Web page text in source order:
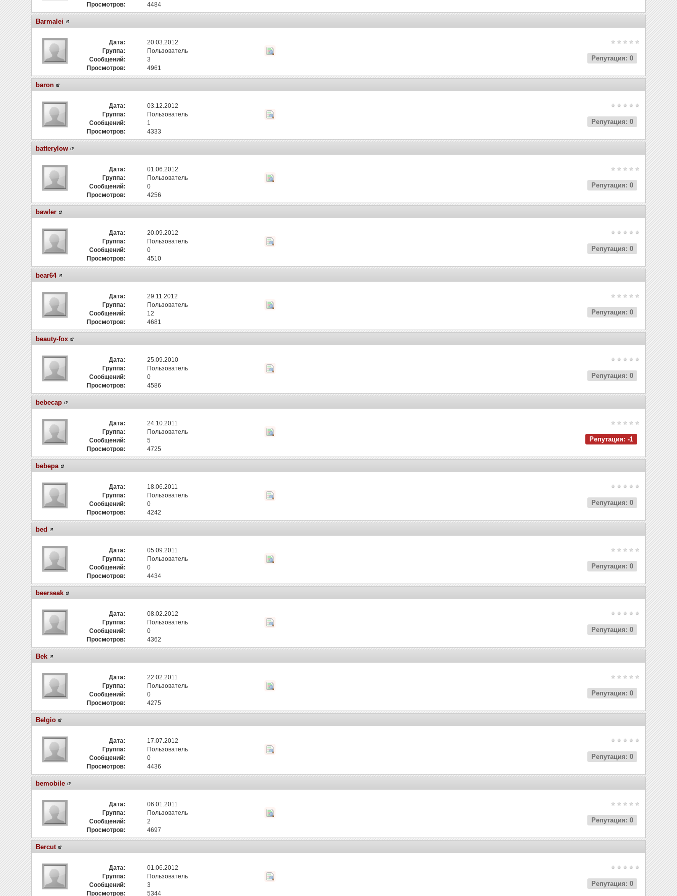
Просмотров:
4484
Barmalei
Дата:
20.03.2012
Группа:
Пользователь
Сообщений:
3
Просмотров:
4961
Репутация: 0
baron
Дата:
03.12.2012
Группа:
Пользователь
Сообщений:
1
Просмотров:
4333
Репутация: 0
batterylow
Дата:
01.06.2012
Группа:
Пользователь
Сообщений:
0
Просмотров:
4256
Репутация: 0
bawler
Дата:
20.09.2012
Группа:
Пользователь
Сообщений:
0
Просмотров:
4510
Репутация: 0
bear64
Дата:
29.11.2012
Группа:
Пользователь
Сообщений:
12
Просмотров:
4681
Репутация: 0
beauty-fox
Дата:
25.09.2010
Группа:
Пользователь
Сообщений:
0
Просмотров:
4586
Репутация: 0
bebecap
Дата:
24.10.2011
Группа:
Пользователь
Сообщений:
5
Просмотров:
4725
Репутация: -1
bebepa
Дата:
18.06.2011
Группа:
Пользователь
Сообщений:
0
Просмотров:
4242
Репутация: 0
bed
Дата:
05.09.2011
Группа:
Пользователь
Сообщений:
0
Просмотров:
4434
Репутация: 0
beerseak
Дата:
08.02.2012
Группа:
Пользователь
Сообщений:
0
Просмотров:
4362
Репутация: 0
Bek
Дата:
22.02.2011
Группа:
Пользователь
Сообщений:
0
Просмотров:
4275
Репутация: 0
Belgio
Дата:
17.07.2012
Группа:
Пользователь
Сообщений:
0
Просмотров:
4436
Репутация: 0
bemobile
Дата:
06.01.2011
Группа:
Пользователь
Сообщений:
2
Просмотров:
4697
Репутация: 0
Bercut
Дата:
01.06.2012
Группа:
Пользователь
Сообщений:
3
Просмотров:
5344
Репутация: 0